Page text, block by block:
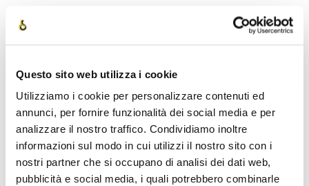
Questo sito web utilizza i cookie
Utilizziamo i cookie per personalizzare contenuti ed
annunci, per fornire funzionalità dei social media e per
analizzare il nostro traffico. Condividiamo inoltre
informazioni sul modo in cui utilizzi il nostro sito con i
nostri partner che si occupano di analisi dei dati web,
pubblicità e social media, i quali potrebbero combinarle
I candidati hanno a disposizione
1 ora e 50 minutiper
Università Cattolica del
Sacro Cuore
Passiamo ora all’Università Cattolica del Sacro Cuore,